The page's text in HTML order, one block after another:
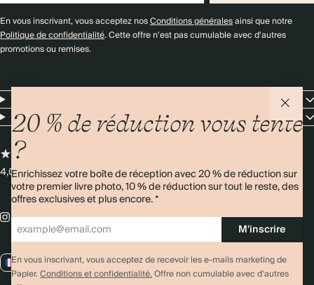
20 % de réduction vous tente
?
Enrichissez votre boîte de réception avec 20 % de réduction sur
votre premier livre photo, 10 % de réduction sur tout le reste, des
offres exclusives et plus encore. *
M'inscrire
En vous inscrivant, vous acceptez de recevoir les e-mails marketing de
Papier.Conditions et confidentialité.Offre non cumulable avec d'autres
En vous inscrivant, vous acceptez nosConditions généralesainsi que notre
Politique de confidentialité. Cette offre n'est pas cumulable avec d'autres
promotions ou remises.
Entreprise
4,00/5Plus de 11 000 avis
FR / EUR